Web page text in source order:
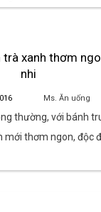
trà xanh thơm
nhi
Ms. Ăn uống
thường, với bánh
thơm ngon, độc